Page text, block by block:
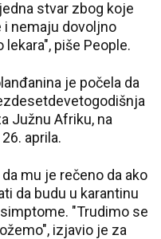
stvar zbog koje
i nemaju dovoljno
piše People.
je počela da
Južnu Afriku, na
aprila.
mu je rečeno da ako
da budu u karantinu
"Trudimo se
izjavio je za